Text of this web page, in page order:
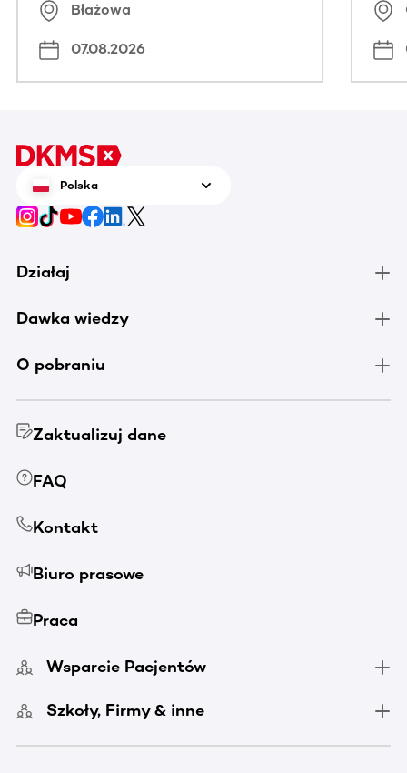
Błażowa
07.08.2026
Polska
Działaj
Dawka wiedzy
O pobraniu
Zaktualizuj dane
FAQ
Kontakt
Biuro prasowe
Praca
Wsparcie Pacjentów
Szkoły, Firmy & inne